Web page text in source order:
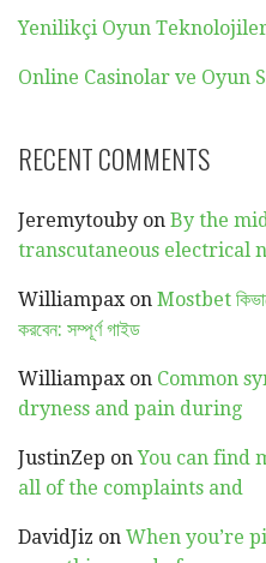
Yenilikçi Oyun
Online Casinolar ve Oyun
RECENT COMMENTS
Jeremytouby on By the
transcutaneous electrical
Williampaxon Mostbet
করবেন: সম্পূর্ণ গাইড
Williampaxon Common
dryness and pain during
JustinZep onYou can find
all of the complaints and
DavidJiz on When you’re